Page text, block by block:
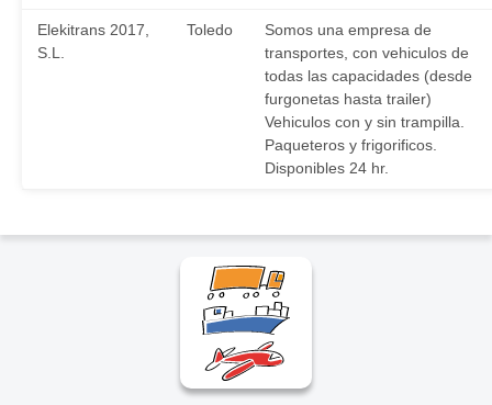
Elekitrans 2017,
S.L.
Toledo
Somos una empresa de
transportes, con vehiculos de
todas las capacidades (desde
furgonetas hasta trailer)
Vehiculos con y sin trampilla.
Paqueteros y frigorificos.
Disponibles 24 hr.